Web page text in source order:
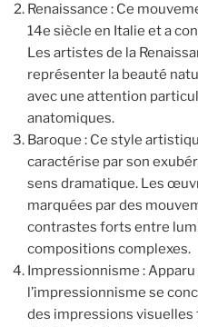
Renaissance : Ce
14e siècle en Italie et a
Les artistes de la
représenter la beauté
avec une attention
anatomiques.
Baroque : Ce style
caractérise par son
sens dramatique. Les
marquées par des
contrastes forts entre
compositions complexes.
Impressionnisme : Apparu
l’impressionnisme se
des impressions